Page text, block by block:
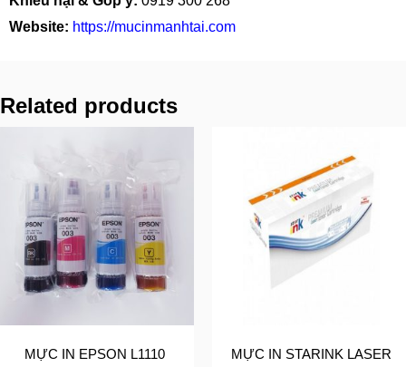
Website: https://mucinmanhtai.com
Related products
MỰC IN EPSON L1110
MỰC IN STARINK LASER